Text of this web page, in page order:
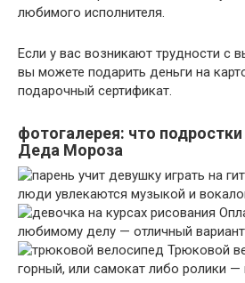
любимого исполнителя.
Если у вас возникают трудности с
вы можете подарить деньги на
подарочный сертификат.
фотогалерея: что
Деда Мороза
люди увлекаются музыкой и
любимому делу — отличный
Трюковой
горный, или самокат либо ролики —